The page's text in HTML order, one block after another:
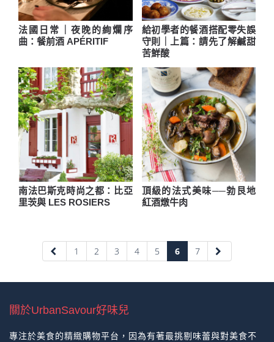
法國日常｜夜晚的絢爛序
曲：餐前酒 APÉRITIF
給初學者的餐酒搭配零失誤
守則｜上篇：請先了解鹹甜
苦鮮酸
南法巴斯克時尚之都：比亞
里茨與 LES ROSIERS
頂級的法式美味──勃艮地
紅酒燉牛肉
1 2 3 4 5 6 7
關於UrbanSavour好味兒
專注於美食的精緻購物平台，因為有著最挑剔味蕾與對美食不